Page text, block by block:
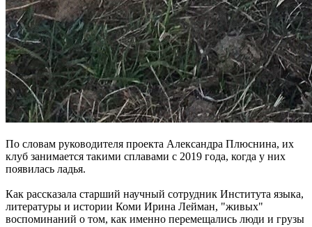
По словам руководителя проекта Александра Плюснина, их
клуб занимается такими сплавами с 2019 года, когда у них
появилась ладья.
Как рассказала старший научный сотрудник Института языка,
литературы и истории Коми Ирина Лейман, "живых"
воспоминаний о том, как именно перемещались люди и грузы